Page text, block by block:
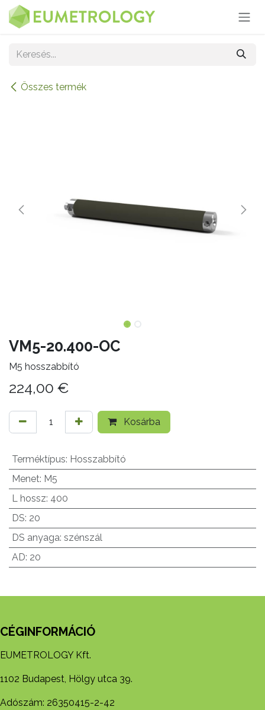
Kihagyás és továbblépés a tartalomhoz
Összes termék
VM5-20.400-OC
M5 hosszabbító
224,00 €
Kosárba
Terméktípus: Hosszabbító
Menet: M5
L hossz: 400
DS: 20
DS anyaga: szénszál
AD: 20
CÉGINFORMÁCIÓ
EUMETROLOGY Kft.
1102 Budapest, Hölgy utca 39.
Adószám: 26350415-2-42